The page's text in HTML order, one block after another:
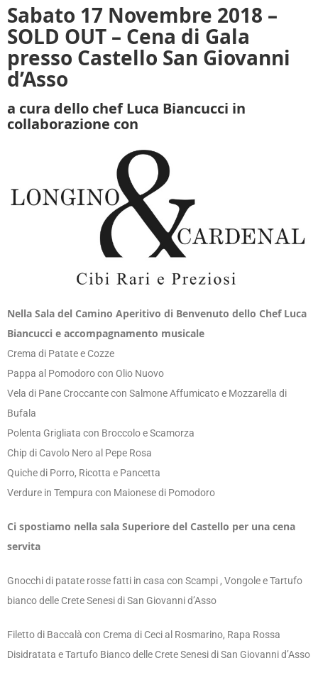
Sabato 17 Novembre 2018 –
SOLD OUT – Cena di Gala
presso Castello San Giovanni
d’Asso
a cura dello chef Luca Biancucci in
collaborazione con
Nella Sala del Camino Aperitivo di Benvenuto dello Chef Luca
Biancucci e accompagnamento musicale
Crema di Patate e Cozze
Pappa al Pomodoro con Olio Nuovo
Vela di Pane Croccante con Salmone Affumicato e Mozzarella di
Bufala
Polenta Grigliata con Broccolo e Scamorza
Chip di Cavolo Nero al Pepe Rosa
Quiche di Porro, Ricotta e Pancetta
Verdure in Tempura con Maionese di Pomodoro
Ci spostiamo nella sala Superiore del Castello per una cena
servita
Gnocchi di patate rosse fatti in casa con Scampi , Vongole e Tartufo
bianco delle Crete Senesi di San Giovanni d’Asso
Filetto di Baccalà con Crema di Ceci al Rosmarino, Rapa Rossa
Disidratata e Tartufo Bianco delle Crete Senesi di San Giovanni d’Asso